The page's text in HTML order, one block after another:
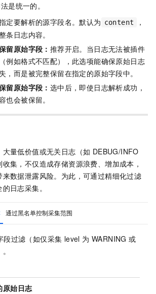
是统一的。
定要解析的源字段名。默认为 content
，
条日志内容。
留原始字段： 推荐开启。当日志无法被插件
例如格式不匹配），此选项能确保原始日志
，而是被完整保留在指定的原始字段中。
留原始字段： 选中后，即使日志解析成功，
也会被保留。
量低价值或无关日志（如 DEBUG/INFO
集，不仅造成存储资源浪费、增加成本，
数据泄露风险。为此，可通过精细化过滤
日志采集。
通过黑名单控制采集范围
段过滤（如仅采集 level 为 WARNING 或
原始日志